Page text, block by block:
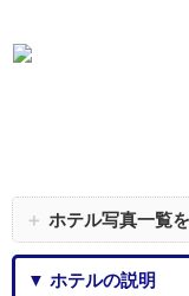
＋ ホテル写真一覧
▼ ホテルの説明